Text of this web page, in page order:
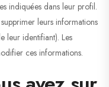
indiquées dans leur profil.
leurs informations
leur identifiant). Les
ces informations.